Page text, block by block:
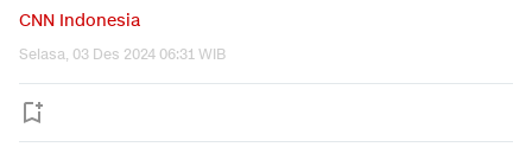
CNN Indonesia
Selasa, 03 Des 2024 06:31 WIB